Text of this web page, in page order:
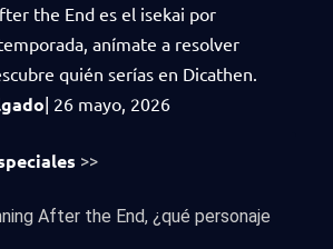
the End es el isekai por
anímate a resolver
quién serías en Dicathen.
| 26 mayo, 2026
>>
After the End, ¿qué personaje